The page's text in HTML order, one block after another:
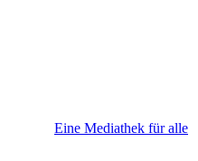
Eine Mediathek für alle